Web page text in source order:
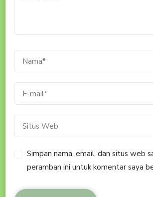
Simpan nama, email, dan situs web
peramban ini untuk komentar saya